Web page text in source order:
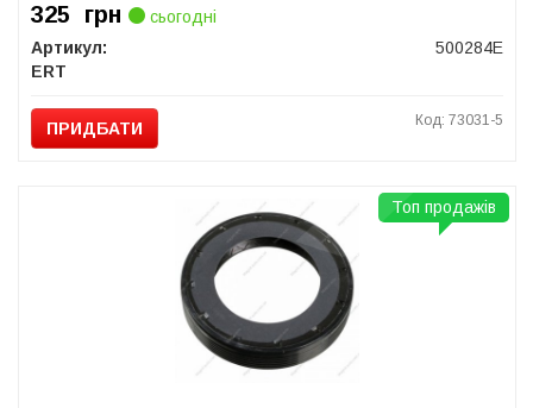
325 грн
сьогодні
Артикул:
500284E
ERT
ПРИДБАТИ Код: 73031-5
Топ продажів